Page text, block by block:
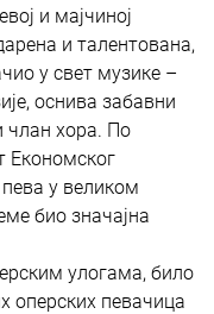
и мајчиној
и талентована,
у свет музике –
оснива забавни
члан хора. По
Економског
у великом
био значајна
улогама, било
оперских певачица